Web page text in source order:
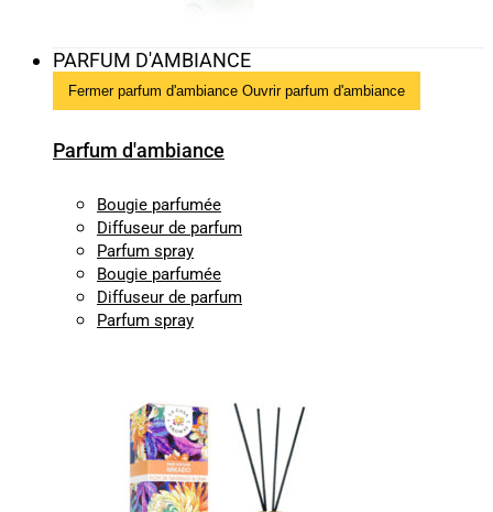
PARFUM D'AMBIANCE
Fermer parfum d'ambiance Ouvrir parfum d'ambiance
Parfum d'ambiance
Bougie parfumée
Diffuseur de parfum
Parfum spray
Bougie parfumée
Diffuseur de parfum
Parfum spray